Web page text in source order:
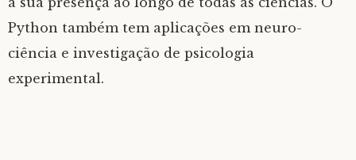
Python também tem aplicações em neuro-
ciência e investigação de psicologia
experimental.